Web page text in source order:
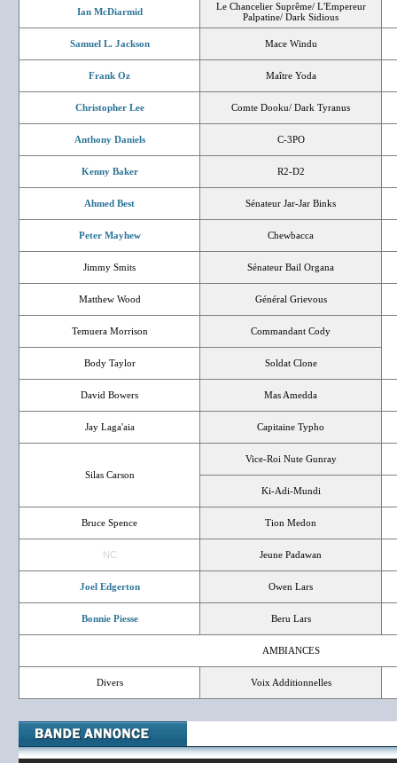
Ian McDiarmid
Le Chancelier Suprême/ L'Empereur
Palpatine/ Dark Sidious
Samuel L. Jackson Mace Windu
Frank Oz Maître Yoda
Christopher Lee Comte Dooku/ Dark Tyranus
Anthony Daniels C-3PO
Kenny Baker R2-D2
Ahmed Best Sénateur Jar-Jar Binks
Peter Mayhew Chewbacca
Jimmy Smits Sénateur Bail Organa
Matthew Wood Général Grievous
Temuera Morrison Commandant Cody
Body Taylor Soldat Clone
David Bowers Mas Amedda
Jay Laga'aia Capitaine Typho
Silas Carson
Vice-Roi Nute Gunray
Ki-Adi-Mundi
Bruce Spence Tion Medon
NC Jeune Padawan
Joel Edgerton Owen Lars
Bonnie Piesse Beru Lars
AMBIANCES
Divers Voix Additionnelles